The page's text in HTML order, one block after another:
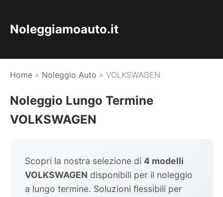
Noleggiamoauto.it
Home » Noleggio Auto » VOLKSWAGEN
Noleggio Lungo Termine
VOLKSWAGEN
Scopri la nostra selezione di 4 modelli
VOLKSWAGEN disponibili per il noleggio
a lungo termine. Soluzioni flessibili per